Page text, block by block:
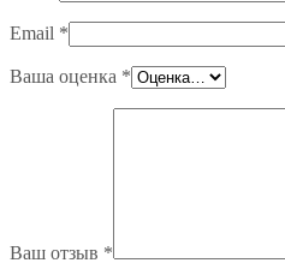
Email *
Ваша оценка *
Ваш отзыв *